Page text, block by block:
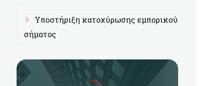
Υποστήριξη κατοχύρωσης εμπορικού
σήματος